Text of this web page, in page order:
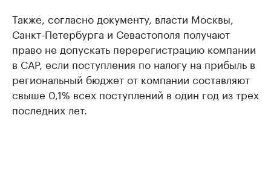
Также, согласно документу, власти Москвы,
Санкт-Петербурга и Севастополя получают
право не допускать перерегистрацию компании
в САР, если поступления по налогу на прибыль в
региональный бюджет от компании составляют
свыше 0,1% всех поступлений в один год из трех
последних лет.